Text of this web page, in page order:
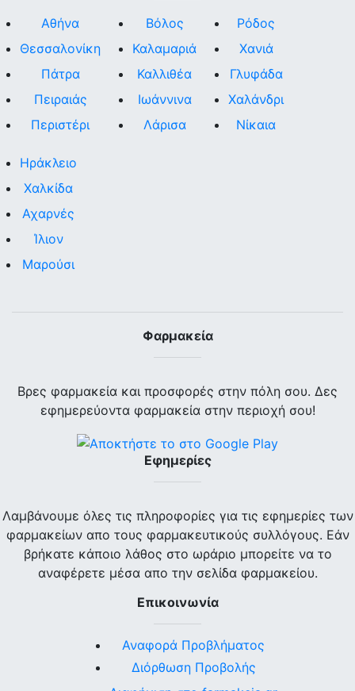
Αθήνα
Θεσσαλονίκη
Πάτρα
Πειραιάς
Περιστέρι
Βόλος
Καλαμαριά
Καλλιθέα
Ιωάννινα
Λάρισα
Ρόδος
Χανιά
Γλυφάδα
Χαλάνδρι
Νίκαια
Ηράκλειο
Χαλκίδα
Αχαρνές
Ίλιον
Μαρούσι
Φαρμακεία
Βρες φαρμακεία και προσφορές στην πόλη σου. Δες
εφημερεύοντα φαρμακεία στην περιοχή σου!
Εφημερίες
Λαμβάνουμε όλες τις πληροφορίες για τις εφημερίες των
φαρμακείων απο τους φαρμακευτικούς συλλόγους. Εάν
βρήκατε κάποιο λάθος στο ωράριο μπορείτε να το
αναφέρετε μέσα απο την σελίδα φαρμακείου.
Επικοινωνία
Αναφορά Προβλήματος
Διόρθωση Προβολής